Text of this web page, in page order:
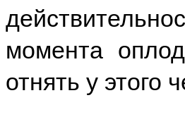
момента
отнять у этого